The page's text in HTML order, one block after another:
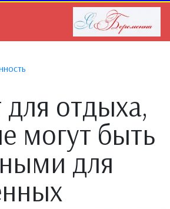
для отдыха,
могут быть
для